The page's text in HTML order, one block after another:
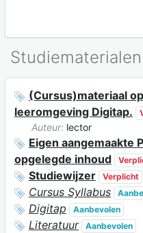
Studiematerialen
(Cursus)materiaal
leeromgeving Digitap.
Auteur: lector
Eigen aangemaakte
opgelegde inhoud
Studiewijzer Verplicht
Cursus Syllabus
Digitap Aanbevolen
Literatuur Aanbevolen